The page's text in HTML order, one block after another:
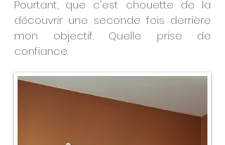
Pourtant, que c'est chouette de la
découvrir une seconde fois derrière
mon objectif. Quelle prise de
confiance.